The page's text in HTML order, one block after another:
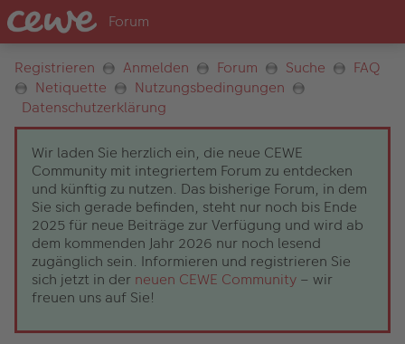
Registrieren Anmelden Forum Suche
FAQ
Netiquette
Nutzungsbedingungen
Datenschutzerklärung
Wir laden Sie herzlich ein, die neue CEWE
Community mit integriertem Forum zu entdecken
und künftig zu nutzen. Das bisherige Forum, in dem
Sie sich gerade befinden, steht nur noch bis Ende
2025 für neue Beiträge zur Verfügung und wird ab
dem kommenden Jahr 2026 nur noch lesend
zugänglich sein. Informieren und registrieren Sie
sich jetzt in der neuen CEWE Community – wir
freuen uns auf Sie!